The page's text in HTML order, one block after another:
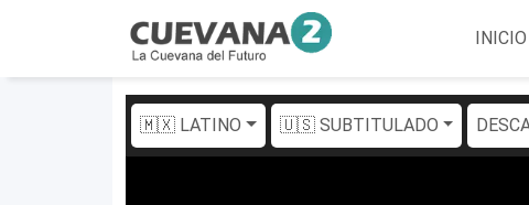
INICIO
🇲🇽 LATINO 🇺🇸 SUBTITULADO